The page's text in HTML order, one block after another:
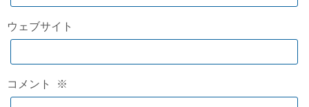
ウェブサイト
コメント ※